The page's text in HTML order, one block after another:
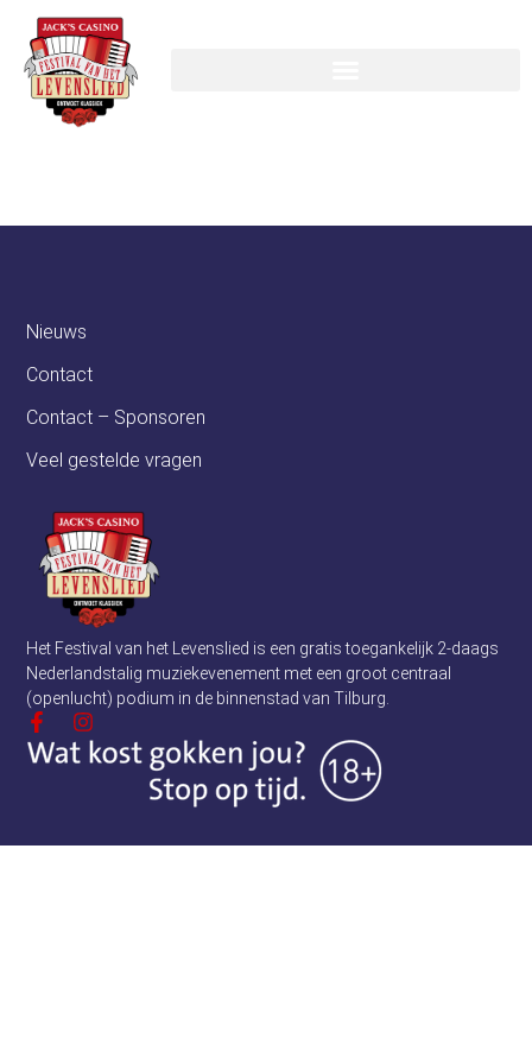
Het Festival van het Levenslied is een gratis toegankelijk 2-daags
Nederlandstalig muziekevenement met een groot centraal
(openlucht) podium in de binnenstad van Tilburg.
Nieuws
Contact
Contact – Sponsoren
Veel gestelde vragen